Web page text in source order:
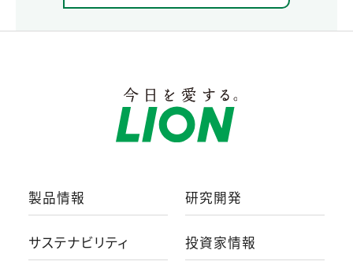
製品情報 研究開発
サステナビリティ 投資家情報